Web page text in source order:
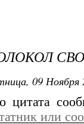
09 Ноября
цитата
или